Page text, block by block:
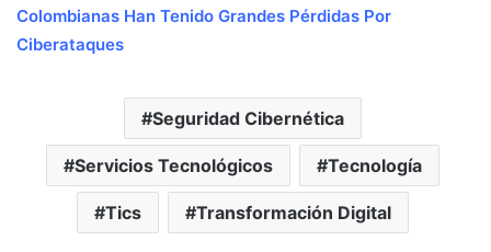
Colombianas Han Tenido Grandes Pérdidas Por
Ciberataques
Seguridad Cibernética
Servicios Tecnológicos Tecnología
Tics Transformación Digital